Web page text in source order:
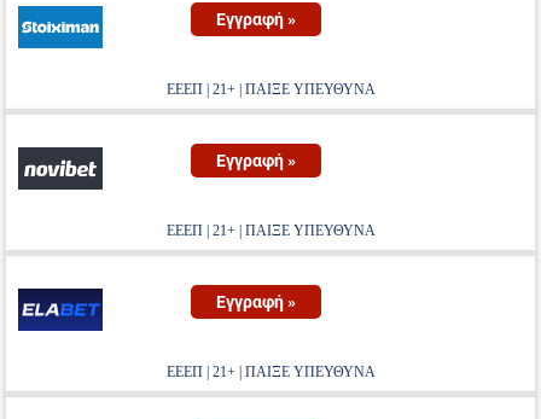
Εγγραφή »
ΕΕΕΠ | 21+ | ΠΑΙΞΕ ΥΠΕΥΘΥΝΑ
Εγγραφή »
ΕΕΕΠ | 21+ | ΠΑΙΞΕ ΥΠΕΥΘΥΝΑ
Εγγραφή »
ΕΕΕΠ | 21+ | ΠΑΙΞΕ ΥΠΕΥΘΥΝΑ